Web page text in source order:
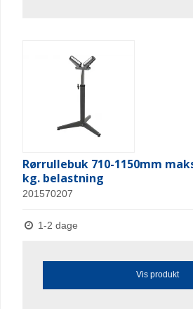
Rørrullebuk 710-1150mm
kg. belastning
201570207
1-2 dage
Vis produkt